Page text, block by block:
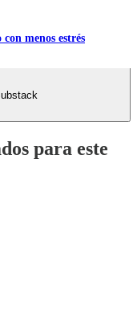
menos estrés
para este